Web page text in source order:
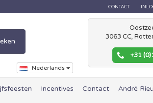
CONTACT
Nederlands
3063 CC,
+31
Incentives Contact André